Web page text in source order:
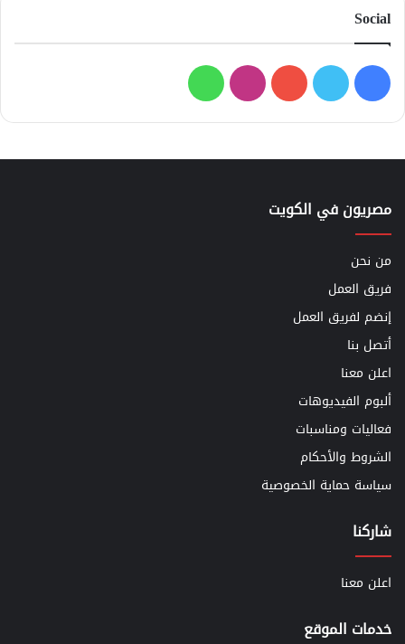
Social
فيسبوك
تويتر يوتيوبانستقرامواتساب
مصريون في الكويت
من نحن
فريق العمل
إنضم لفريق العمل
أتصل بنا
اعلن معنا
ألبوم الفيديوهات
فعاليات ومناسبات
الشروط والأحكام
سياسة حماية الخصوصية
شاركنا
اعلن معنا
خدمات الموقع